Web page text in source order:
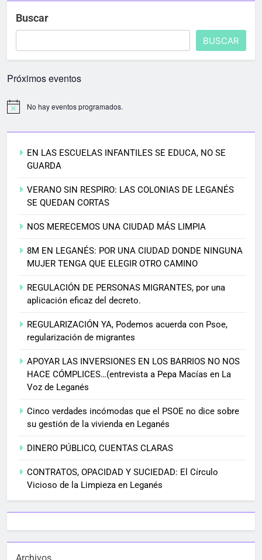
Buscar
BUSCAR
Próximos eventos
No hay eventos programados.
EN LAS ESCUELAS INFANTILES SE EDUCA, NO SE
GUARDA
VERANO SIN RESPIRO: LAS COLONIAS DE LEGANÉS
SE QUEDAN CORTAS
NOS MERECEMOS UNA CIUDAD MÁS LIMPIA
8M EN LEGANÉS: POR UNA CIUDAD DONDE NINGUNA
MUJER TENGA QUE ELEGIR OTRO CAMINO
REGULACIÓN DE PERSONAS MIGRANTES, por una
aplicación eficaz del decreto.
REGULARIZACIÓN YA, Podemos acuerda con Psoe,
regularización de migrantes
APOYAR LAS INVERSIONES EN LOS BARRIOS NO NOS
HACE CÓMPLICES…(entrevista a Pepa Macías en La
Voz de Leganés
Cinco verdades incómodas que el PSOE no dice sobre
su gestión de la vivienda en Leganés
DINERO PÚBLICO, CUENTAS CLARAS
CONTRATOS, OPACIDAD Y SUCIEDAD: El Círculo
Vicioso de la Limpieza en Leganés